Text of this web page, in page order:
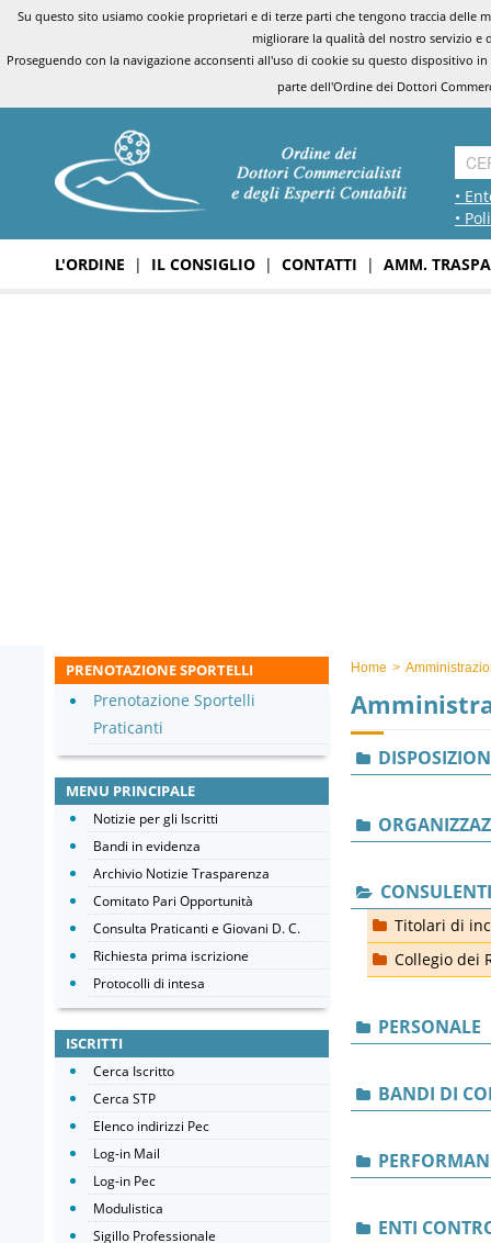
Su questo sito usiamo cookie proprietari e di terze parti che tengono traccia
migliorare la qualità del nostro servizio e
Proseguendo con la navigazione acconsenti all'uso di cookie su questo dispositivo
parte dell'Ordine dei Dottori
•
•
L'ORDINE | IL CONSIGLIO | CONTATTI | AMM.
Home >
Titolari di
Collegio dei
PERSONALE
BANDI DI
ENTI
PRENOTAZIONE SPORTELLI
Prenotazione Sportelli
Praticanti
MENU PRINCIPALE
Notizie per gli Iscritti
Bandi in evidenza
Archivio Notizie Trasparenza
Comitato Pari Opportunità
Consulta Praticanti e Giovani D. C.
Richiesta prima iscrizione
Protocolli di intesa
ISCRITTI
Cerca Iscritto
Cerca STP
Elenco indirizzi Pec
Log-in Mail
Log-in Pec
Modulistica
Sigillo Professionale